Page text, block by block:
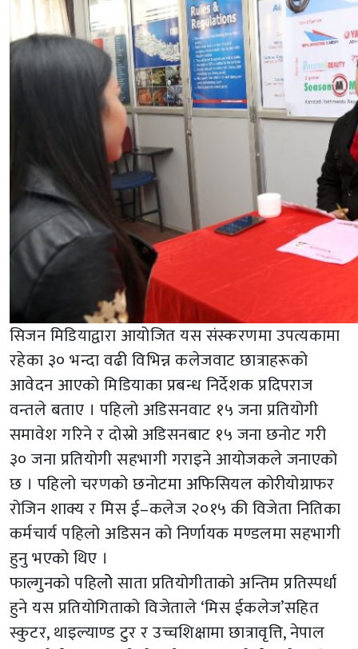
सिजन मिडियाद्वारा आयोजित यस संस्करणमा उपत्यकामा
रहेका ३० भन्दा वढी विभिन्न कलेजवाट छात्राहरूको
आवेदन आएको मिडियाका प्रबन्ध निर्देशक प्रदिपराज
वन्तले बताए । पहिलो अडिसनवाट १५ जना प्रतियोगी
समावेश गरिने र दोस्रो अडिसनबाट १५ जना छनोट गरी
३० जना प्रतियोगी सहभागी गराइने आयोजकले जनाएको
छ । पहिलो चरणको छनोटमा अफिसियल कोरीयोग्राफर
रोजिन शाक्य र मिस ई–कलेज २०१५ की विजेता नितिका
कर्मचार्य पहिलो अडिसन को निर्णायक मण्डलमा सहभागी
हुनु भएको थिए ।
फाल्गुनको पहिलोे साता प्रतियोगीताको अन्तिम प्रतिस्पर्धा
हुने यस प्रतियोगिताको विजेताले ‘मिस ईकलेज’सहित
स्कुटर, थाइल्याण्ड टुर र उच्चशिक्षामा छात्रावृत्ति, नेपाल